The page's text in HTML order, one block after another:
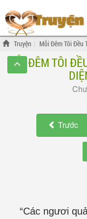
Truyện Mỗi Đêm Tôi Đều
MỖI ĐÊM TÔI
Trước
“Các ngươi